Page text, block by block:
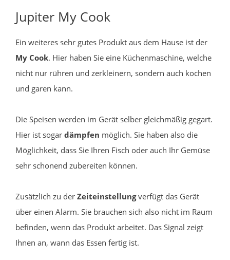
Jupiter My Cook
Ein weiteres sehr gutes Produkt aus dem Hause ist der
My Cook. Hier haben Sie eine Küchenmaschine, welche
nicht nur rühren und zerkleinern, sondern auch kochen
und garen kann.
Die Speisen werden im Gerät selber gleichmäßig gegart.
Hier ist sogar dämpfen möglich. Sie haben also die
Möglichkeit, dass Sie Ihren Fisch oder auch Ihr Gemüse
sehr schonend zubereiten können.
Zusätzlich zu der Zeiteinstellungverfügt das Gerät
über einen Alarm. Sie brauchen sich also nicht im Raum
befinden, wenn das Produkt arbeitet. Das Signal zeigt
Ihnen an, wann das Essen fertig ist.